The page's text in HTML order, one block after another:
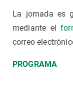
La jornada es
mediante el
correo
PROGRAMA